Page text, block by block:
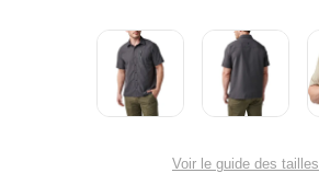
Voir le guide des tailles